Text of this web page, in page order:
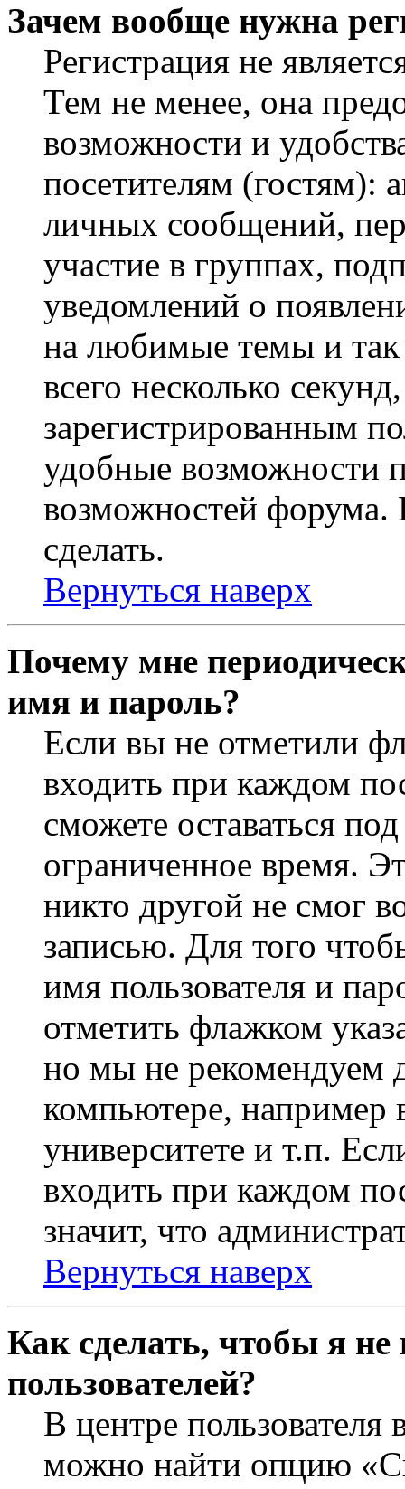
Зачем вообще нужна
Регистрация не
Тем не менее, она
возможности и
посетителям (гостям):
личных сообщений,
участие в группах,
уведомлений о
на любимые темы и так
всего несколько
зарегистрированным
удобные возможности
возможностей
сделать.
Вернуться наверх
Почему мне
имя и пароль?
Если вы не отметили
входить при каждом
сможете оставаться
ограниченное время.
никто другой не смог
записью. Для того
имя пользователя и
отметить флажком
но мы не рекомендуем
компьютере, например
университете и т.п.
входить при каждом
значит, что
Вернуться наверх
Как сделать, чтобы я
пользователей?
В центре
можно найти опцию